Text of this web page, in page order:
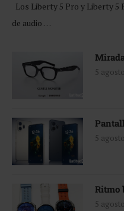
Los Liberty 5 Pro y Liberty 5
de audio …
5
5
Ritmo
5